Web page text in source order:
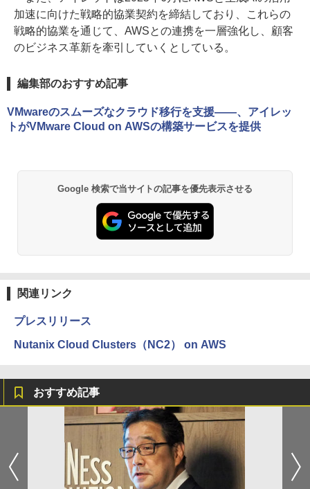
加速に向けた戦略的協業契約を締結しており、これらの
戦略的協業を通じて、AWSとの連携を一層強化し、顧客
のビジネス革新を牽引していくとしている。
編集部のおすすめ記事
VMwareのスムーズなクラウド移行を支援――、アイレッ
トがVMware Cloud on AWSの構築サービスを提供
Google 検索で当サイトの記事を優先表示させる
関連リンク
プレスリリース
Nutanix Cloud Clusters（NC2） on AWS
おすすめ記事